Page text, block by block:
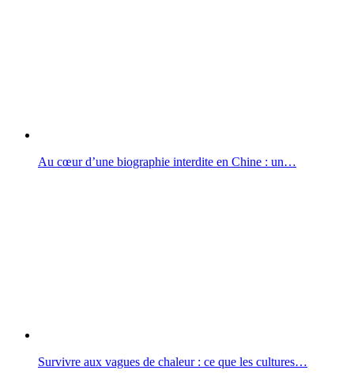
Au cœur d’une biographie interdite en Chine : un…
Survivre aux vagues de chaleur : ce que les cultures…